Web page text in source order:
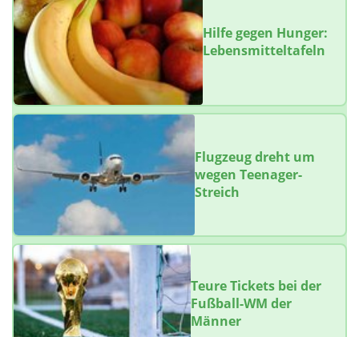
Hilfe gegen Hunger:
Lebensmitteltafeln
Flugzeug dreht um
wegen Teenager-
Streich
Teure Tickets bei der
Fußball-WM der
Männer